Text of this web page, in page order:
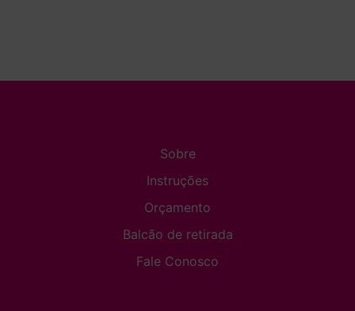
Sobre
Instruções
Orçamento
Balcão de retirada
Fale Conosco